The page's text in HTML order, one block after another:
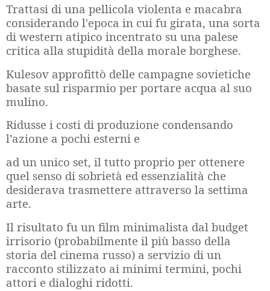
Trattasi di una pellicola violenta e macabra
considerando l'epoca in cui fu girata, una sorta
di western atipico incentrato su una palese
critica alla stupidità della morale borghese.
Kulesov approfittò delle campagne sovietiche
basate sul risparmio per portare acqua al suo
mulino.
Ridusse i costi di produzione condensando
l’azione a pochi esterni e
ad un unico set, il tutto proprio per ottenere
quel senso di sobrietà ed essenzialità che
desiderava trasmettere attraverso la settima
arte.
Il risultato fu un film minimalista dal budget
irrisorio (probabilmente il più basso della
storia del cinema russo) a servizio di un
racconto stilizzato ai minimi termini, pochi
attori e dialoghi ridotti.